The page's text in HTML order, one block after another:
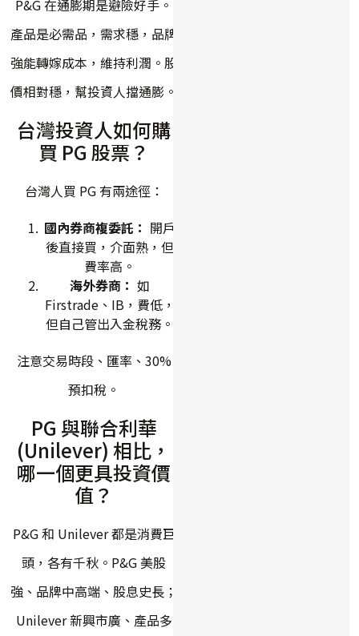
P&G 在通膨期是避險好手。
產品是必需品，需求穩，品牌
強能轉嫁成本，維持利潤。股
價相對穩，幫投資人擋通膨。
台灣投資人如何購
買 PG 股票？
台灣人買 PG 有兩途徑：
國內券商複委託： 開戶
後直接買，介面熟，但
費率高。
海外券商： 如
Firstrade、IB，費低，
但自己管出入金稅務。
注意交易時段、匯率、30%
預扣稅。
PG 與聯合利華
(Unilever) 相比，
哪一個更具投資價
值？
P&G 和 Unilever 都是消費巨
頭，各有千秋。P&G 美股
強、品牌中高端、股息史長；
Unilever 新興市廣、產品多